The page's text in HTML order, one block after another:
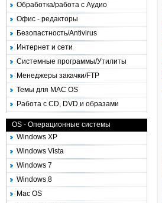
Обработка/работа с Аудио
Офис - редакторы
Безопастность/Antivirus
Интернет и сети
Системные программы/Утилиты
Менеджеры закачки/FTP
Темы для MAC OS
Работа с CD, DVD и образами
OS - Операционные системы
Windows XP
Windows Vista
Windows 7
Windows 8
Mac OS